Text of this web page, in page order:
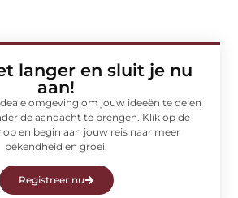
langer en sluit je nu
aan!
omgeving om jouw ideeën te delen
de aandacht te brengen. Klik op de
en begin aan jouw reis naar meer
bekendheid en groei.
Registreer nu